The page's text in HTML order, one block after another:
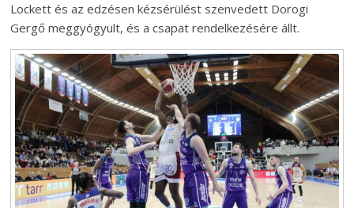
Lockett és az edzésen kézsérülést szenvedett Dorogi
Gergő meggyógyult, és a csapat rendelkezésére állt.